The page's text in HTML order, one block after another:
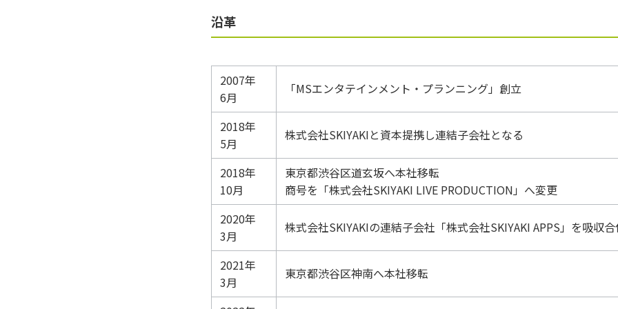
沿革
2007年
6月
「MSエンタテインメント・プランニング」創立
2018年
5月
株式会社SKIYAKIと資本提携し連結子会社となる
2018年
10月
東京都渋谷区道玄坂へ本社移転
商号を「株式会社SKIYAKI LIVE PRODUCTION」へ変更
2020年
3月
株式会社SKIYAKIの連結子会社「株式会社SKIYAKI APPS」を吸収
2021年
3月
東京都渋谷区神南へ本社移転